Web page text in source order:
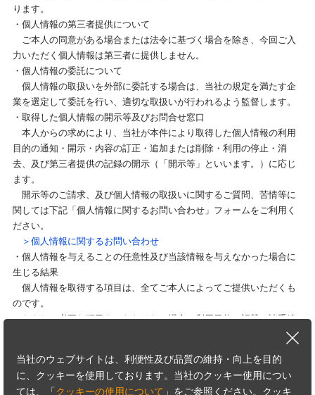
ります。
・個人情報の第三者提供について
ご本人の同意がある場合または法令に基づく場合を除き、今回ご入
力いただく個人情報は第三者に提供しません。
・個人情報の委託について
個人情報の取扱いを外部に委託する場合は、当社の規定を満たす企
業を選定して委託を行い、適切な取扱いが行われるよう監督します。
・取得した個人情報の開示等及びお問合せ窓口
本人からの求めにより、当社が本件により取得した個人情報の利用
目的の通知・開示・内容の訂正・追加または削除・利用の停止・消
去、及び第三者提供の記録の開示（「開示等」といいます。）に応じ
ます。
開示等のご請求、及び個人情報の取扱いに関するご質問、苦情等に
関しては下記「個人情報に関するお問い合わせ」フォームをご利用く
ださい。
＞個人情報に関するお問い合わせ
・個人情報を与えることの任意性及び当該情報を与えなかった場合に
生じる結果
個人情報を取得する項目は、全てご本人によってご提供いただくも
のです。
ただし、必要な項目をいただけない場合、利用目的に記載の諸手続
本フォームでは、Cookieを使用しています。詳細は下記「クッキー
の使用について」ページをご覧ください。
当社のウェブサイトは、利便性及び品質の維持・向上を目的
に、クッキーを使用しております。当社のクッキー使用につい
ては、「クッキーの使用について 」をご参照ください。クッキ